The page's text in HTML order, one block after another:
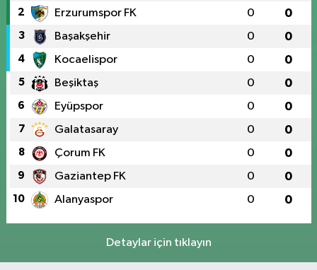
2 Erzurumspor FK 0 0
3 Başakşehir 0 0
4 Kocaelispor 0 0
5 Beşiktaş 0 0
6 Eyüpspor 0 0
7 Galatasaray 0 0
8 Çorum FK 0 0
9 Gaziantep FK 0 0
10 Alanyaspor 0 0
Detaylar için tıklayın